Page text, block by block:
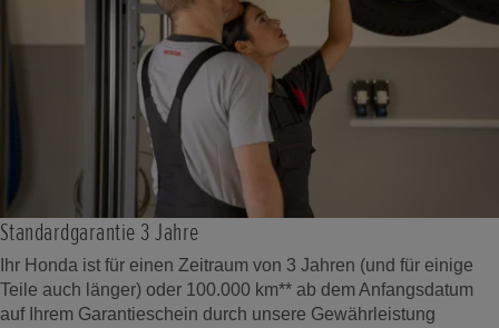
Standardgarantie 3 Jahre
Ihr Honda ist für einen Zeitraum von 3 Jahren (und für einige
Teile auch länger) oder 100.000 km** ab dem Anfangsdatum
auf Ihrem Garantieschein durch unsere Gewährleistung